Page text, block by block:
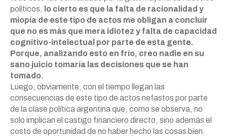
políticos, lo cierto es que la falta de racionalidad y
miopía de este tipo de actos me obligan a concluir
que no es más que mera idiotez y falta de capacidad
cognitivo-intelectual por parte de esta gente.
Porque, analizando esto en frío, creo nadie en su
sano juicio tomaría las decisiones que se han
tomado.
Luego, obviamente, con el tiempo llegan las
consecuencias de este tipo de actos nefastos por parte
de la clase política argentina que, como se observa, no
solo implican el castigo financiero directo, sino además el
costo de oportunidad de no haber hecho las cosas bien.